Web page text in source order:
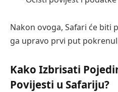
Nakon ovoga, Safari će biti
ga upravo prvi put
Kako Izbrisati
Povijesti u Safariju?